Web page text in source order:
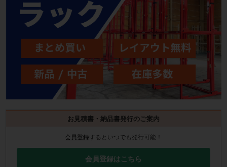
お見積書・納品書発行のご案内
会員登録するといつでも発行可能！
会員登録はこちら